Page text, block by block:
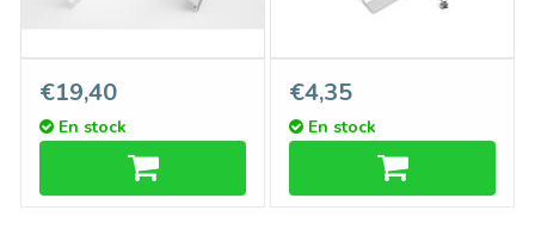
PLINTO Profilé – Plinthe
aluminium en saillie 1 m – 2
m
€19,40
En stock
Support LUVAR pour câble
en acier
€4,35
En stock